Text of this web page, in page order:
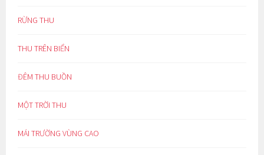
RỪNG THU
THU TRÊN BIỂN
ĐÊM THU BUỒN
MỘT TRỜI THU
MÁI TRƯỜNG VÙNG CAO